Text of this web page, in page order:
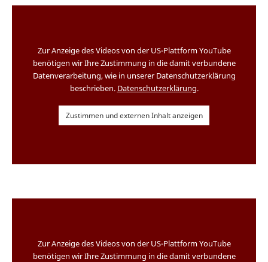
Zur Anzeige des Videos von der US-Plattform YouTube
benötigen wir Ihre Zustimmung in die damit verbundene
Datenverarbeitung, wie in unserer Datenschutzerklärung
beschrieben. Datenschutzerklärung.
Zustimmen und externen Inhalt anzeigen
Zur Anzeige des Videos von der US-Plattform YouTube
benötigen wir Ihre Zustimmung in die damit verbundene